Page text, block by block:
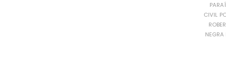
CIVIL
NEGRA